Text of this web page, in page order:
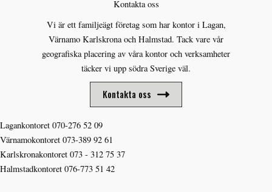
Kontakta oss
Vi är ett familjeägt företag som har kontor i Lagan,
Värnamo Karlskrona och Halmstad. Tack vare vår
geografiska placering av våra kontor och verksamheter
täcker vi upp södra Sverige väl.
Kontakta oss
Lagankontoret 070-276 52 09
Värnamokontoret 073-389 92 61
Karlskronakontoret 073 - 312 75 37
Halmstadkontoret 076-773 51 42